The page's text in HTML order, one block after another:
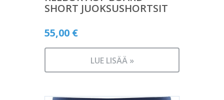
SHORT JUOKSUSHORTSIT
55,00 €
LUE LISÄÄ »